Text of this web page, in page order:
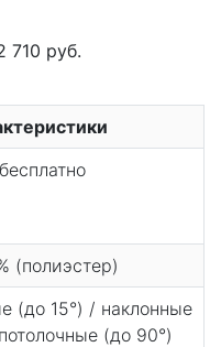
710 руб.
бесплатно
(полиэстер)
(до 15°) / наклонные
(до 90°)